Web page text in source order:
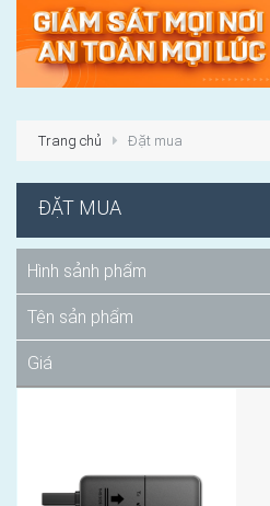
Trang chủ Đặt mua
ĐẶT MUA
Hình sảnh phẩm
Tên sản phẩm
Giá